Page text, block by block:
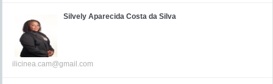
Silvely Aparecida Costa da Silva
ilicinea.cam@gmail.com